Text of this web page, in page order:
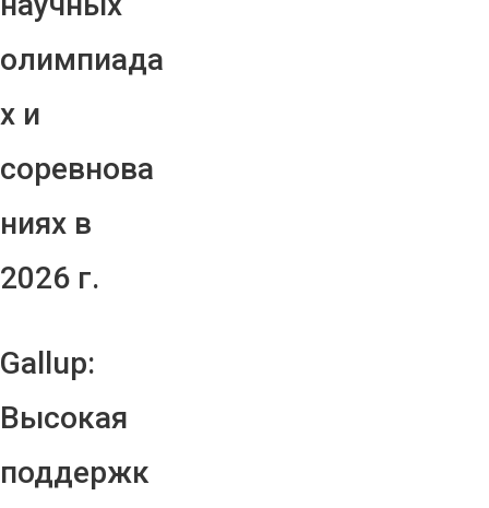
олимпиада
х и
соревнова
ниях в
2026 г.
Gallup:
Высокая
поддержк